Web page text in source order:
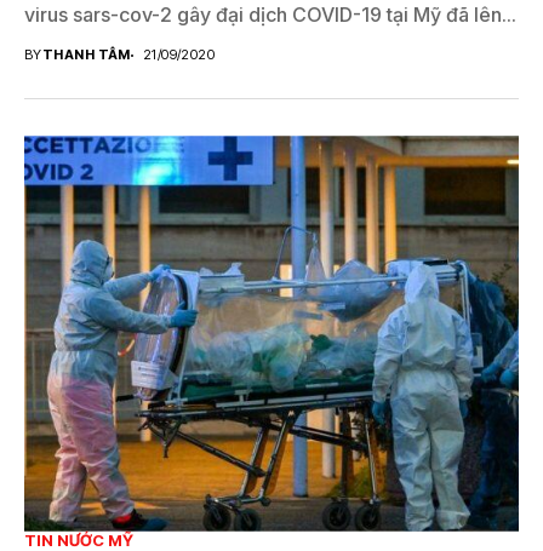
virus sars-cov-2 gây đại dịch COVID-19 tại Mỹ đã lên...
BYTHANH TÂM 21/09/2020
TIN NƯỚC MỸ